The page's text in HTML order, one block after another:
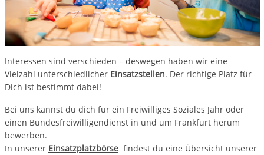
Interessen sind verschieden – deswegen haben wir eine
Vielzahl unterschiedlicher Einsatzstellen. Der richtige Platz für
Dich ist bestimmt dabei!
Bei uns kannst du dich für ein Freiwilliges Soziales Jahr oder
einen Bundesfreiwilligendienst in und um Frankfurt herum
bewerben.
In unserer Einsatzplatzbörsefindest du eine Übersicht unserer